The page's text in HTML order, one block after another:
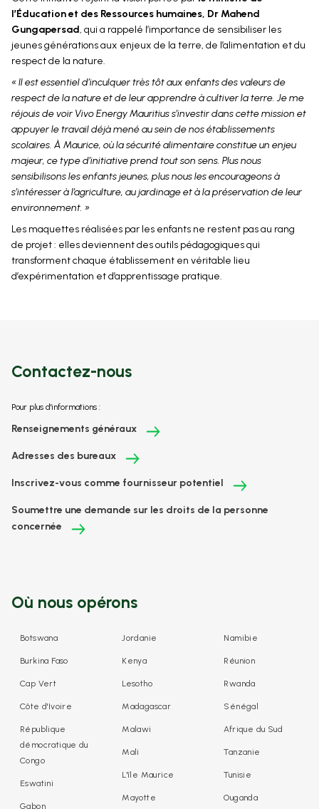
l’Éducation et des Ressources humaines, Dr Mahend
Gungapersad, qui a rappelé l’importance de sensibiliser les
jeunes générations aux enjeux de la terre, de l’alimentation et du
respect de la nature.
« Il est essentiel d’inculquer très tôt aux enfants des valeurs de
respect de la nature et de leur apprendre à cultiver la terre. Je me
réjouis de voir Vivo Energy Mauritius s’investir dans cette mission et
appuyer le travail déjà mené au sein de nos établissements
scolaires. À Maurice, où la sécurité alimentaire constitue un enjeu
majeur, ce type d’initiative prend tout son sens. Plus nous
sensibilisons les enfants jeunes, plus nous les encourageons à
s’intéresser à l’agriculture, au jardinage et à la préservation de leur
environnement. »
Les maquettes réalisées par les enfants ne restent pas au rang
de projet : elles deviennent des outils pédagogiques qui
transforment chaque établissement en véritable lieu
d’expérimentation et d’apprentissage pratique.
Contactez-nous
Pour plus d'informations :
Renseignements généraux
Adresses des bureaux
Inscrivez-vous comme fournisseur potentiel
Soumettre une demande sur les droits de la personne
concernée
Où nous opérons
Botswana
Burkina Faso
Cap Vert
Côte d'Ivoire
République
démocratique du
Congo
Eswatini
Gabon
Jordanie
Kenya
Lesotho
Madagascar
Malawi
Mali
L'île Maurice
Mayotte
Namibie
Réunion
Rwanda
Sénégal
Afrique du Sud
Tanzanie
Tunisie
Ouganda